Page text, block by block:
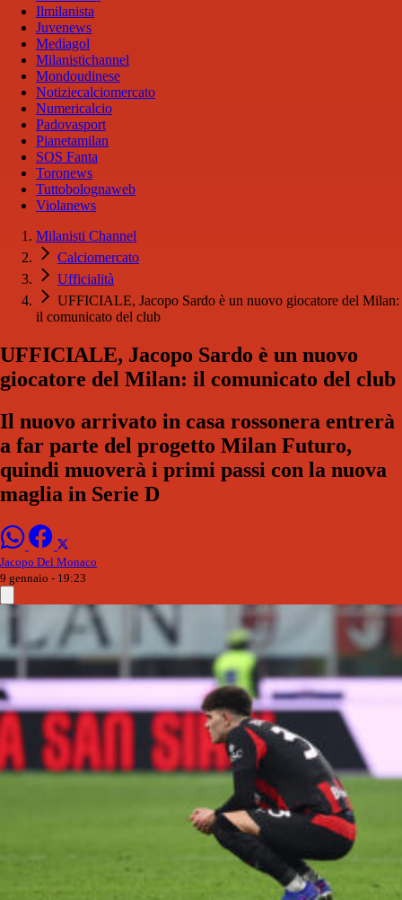
Ilmilanista
Juvenews
Mediagol
Milanistichannel
Mondoudinese
Notiziecalciomercato
Numericalcio
Padovasport
Pianetamilan
SOS Fanta
Toronews
Tuttobolognaweb
Violanews
Milanisti Channel
Calciomercato
Ufficialità
UFFICIALE, Jacopo Sardo è un nuovo giocatore del Milan:
il comunicato del club
UFFICIALE, Jacopo Sardo è un nuovo
giocatore del Milan: il comunicato del club
Il nuovo arrivato in casa rossonera entrerà
a far parte del progetto Milan Futuro,
quindi muoverà i primi passi con la nuova
maglia in Serie D
Jacopo Del Monaco
9 gennaio - 19:23